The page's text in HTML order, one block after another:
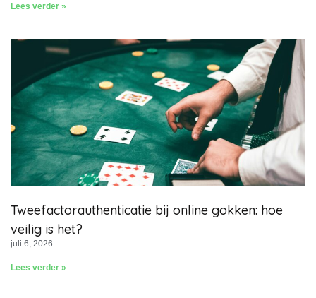
Lees verder »
Tweefactorauthenticatie bij online gokken: hoe
veilig is het?
juli 6, 2026
Lees verder »